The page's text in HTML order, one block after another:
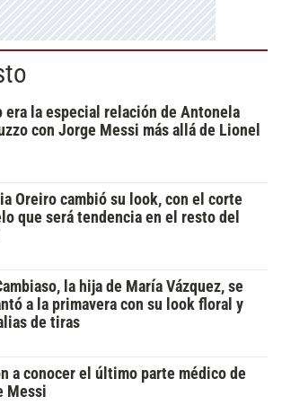
era la especial relación de Antonela
con Jorge Messi más allá de Lionel
Oreiro cambió su look, con el corte
que será tendencia en el resto del
la hija de María Vázquez, se
a la primavera con su look floral y
de tiras
a conocer el último parte médico de
Messi